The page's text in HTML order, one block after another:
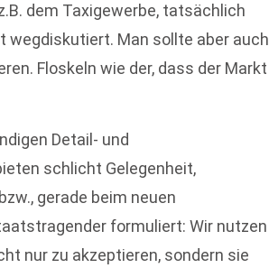
dem Taxigewerbe, tatsächlich
wegdiskutiert. Man sollte aber auch
Floskeln wie der, dass der Markt
Detail- und
schlicht Gelegenheit,
gerade beim neuen
formuliert: Wir nutzen
nur zu akzeptieren, sondern sie